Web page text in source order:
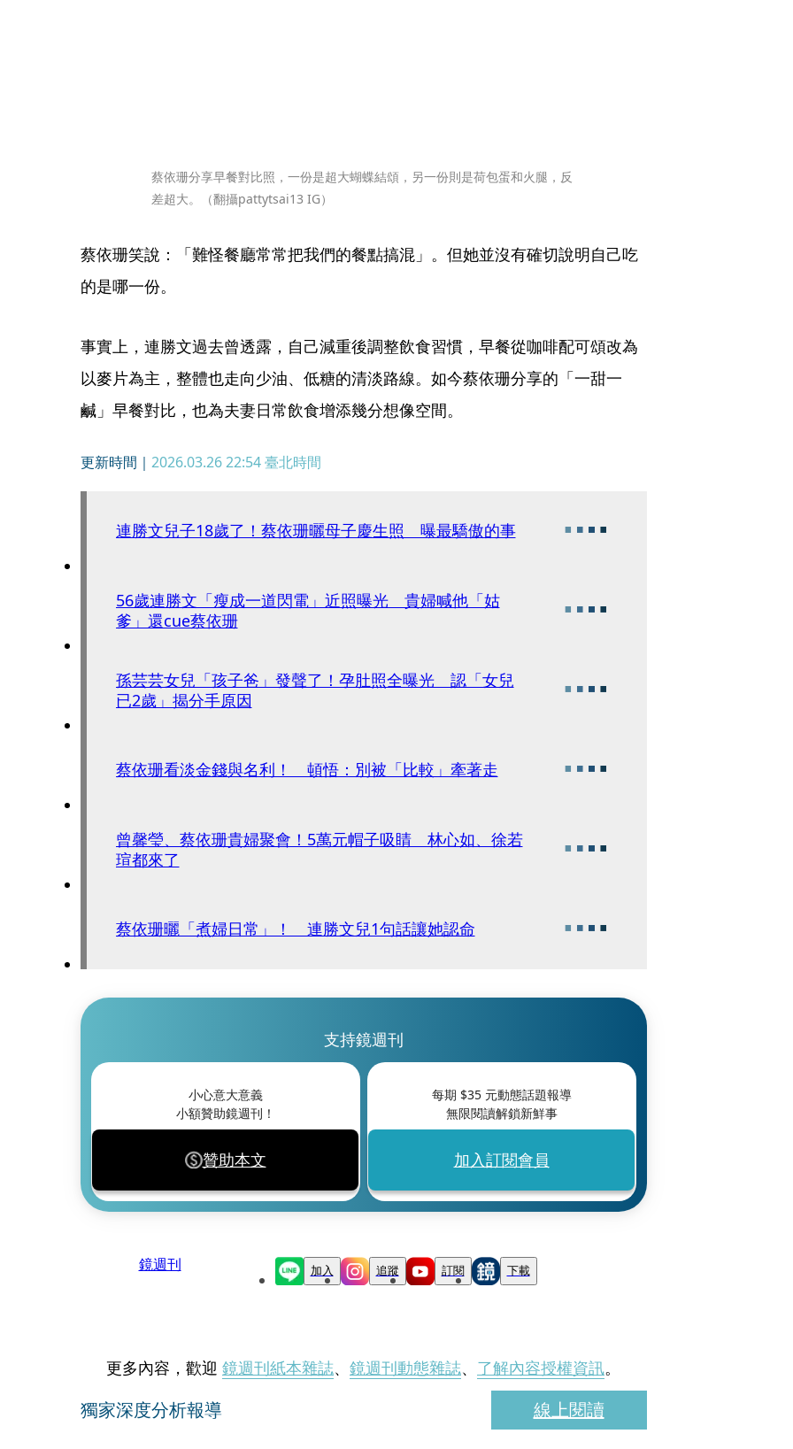
蔡依珊分享早餐對比照，一份是超大蝴蝶結頌，另一份則是荷包蛋和火腿，反
差超大。（翻攝pattytsai13 IG）
蔡依珊笑說：「難怪餐廳常常把我們的餐點搞混」。但她並沒有確切說明自己吃
的是哪一份。
事實上，連勝文過去曾透露，自己減重後調整飲食習慣，早餐從咖啡配可頌改為
以麥片為主，整體也走向少油、低糖的清淡路線。如今蔡依珊分享的「一甜一
鹹」早餐對比，也為夫妻日常飲食增添幾分想像空間。
更新時間｜ 2026.03.26 22:54臺北時間
連勝文兒子18歲了！蔡依珊曬母子慶生照 曝最驕傲的事
56歲連勝文「瘦成一道閃電」近照曝光 貴婦喊他「姑
爹」還cue蔡依珊
孫芸芸女兒「孩子爸」發聲了！孕肚照全曝光 認「女兒
已2歲」揭分手原因
蔡依珊看淡金錢與名利！ 頓悟：別被「比較」牽著走
曾馨瑩、蔡依珊貴婦聚會！5萬元帽子吸睛 林心如、徐若
瑄都來了
蔡依珊曬「煮婦日常」！ 連勝文兒1句話讓她認命
支持鏡週刊
小心意大意義
小額贊助鏡週刊！
贊助本文
每期 $35元動態話題報導
無限閱讀解鎖新鮮事
加入訂閱會員
鏡週刊 加入 追蹤 訂閱 下載
更多內容，歡迎 鏡週刊紙本雜誌、 鏡週刊動態雜誌、 了解內容授權資訊。
獨家深度分析報導 線上閱讀